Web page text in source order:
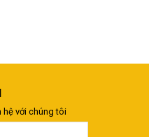
hệ với chúng tôi